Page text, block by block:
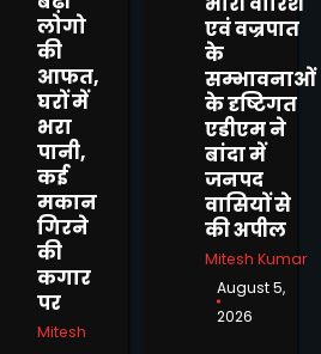
लोगो
की
आफत,
घरों में
भरा
पानी,
कई
मकान
गिरने
की
कगार
पर
Mitesh
एवं वज्रपात
के
सम्भावनाओं
के दृष्टिगत
एडीएम ने
बांदा में
जनपद
वासियों से
की अपील
Mitesh Kumar
August 5,
2026
व राजस्व विभाग की संयुक्त
द्वारा जनता की शिकायतें सुन